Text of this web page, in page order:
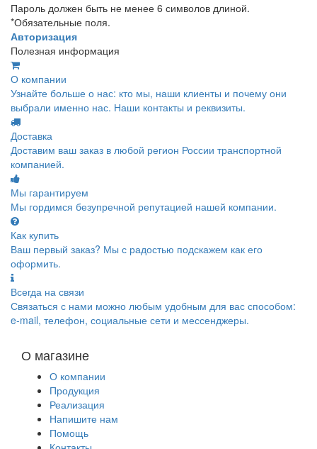
Пароль должен быть не менее 6 символов длиной.
*Обязательные поля.
Авторизация
Полезная информация
О компании
Узнайте больше о нас: кто мы, наши клиенты и почему они
выбрали именно нас. Наши контакты и реквизиты.
Доставка
Доставим ваш заказ в любой регион России транспортной
компанией.
Мы гарантируем
Мы гордимся безупречной репутацией нашей компании.
Как купить
Ваш первый заказ? Мы с радостью подскажем как его
оформить.
Всегда на связи
Связаться с нами можно любым удобным для вас способом:
e-mail, телефон, социальные сети и мессенджеры.
О магазине
О компании
Продукция
Реализация
Напишите нам
Помощь